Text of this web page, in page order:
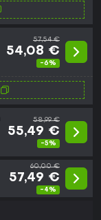
57,54 €
54,08 €
-6%
58,99 €
55,49 €
-5%
60,00 €
57,49 €
-4%